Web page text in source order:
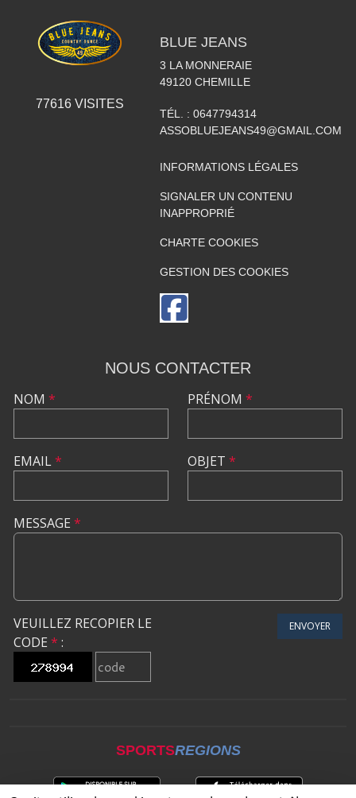
77616VISITES
BLUE JEANS
3 LA MONNERAIE
49120 CHEMILLE
TÉL. : 0647794314
ASSOBLUEJEANS49@GMAIL.COM
INFORMATIONS LÉGALES
SIGNALER UN CONTENU
INAPPROPRIÉ
CHARTE COOKIES
GESTION DES COOKIES
NOUS CONTACTER
NOM *
EMAIL*
PRÉNOM *
OBJET *
MESSAGE *
VEUILLEZ RECOPIER LE
CODE * :
ENVOYER
SPORTSREGIONS